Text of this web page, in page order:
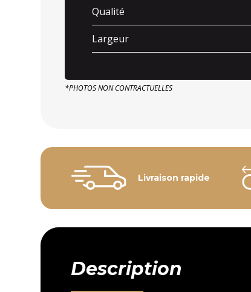
Qualité
Largeur
*PHOTOS NON CONTRACTUELLES
Livraison rapide
Description